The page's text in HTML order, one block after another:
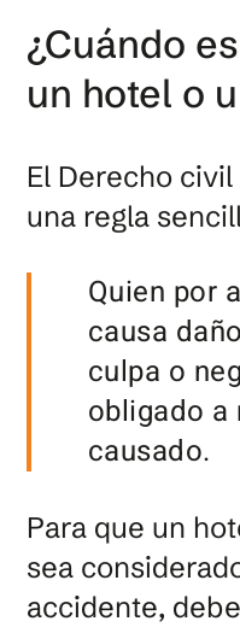
¿Cuándo
un hotel o
El Derecho
una regla
Quien por
causa
culpa o
obligado a
causado.
Para que un
sea
accidente,